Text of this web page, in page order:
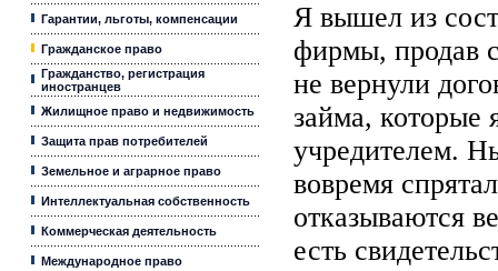
Гарантии, льготы, компенсации
Гражданское право
Гражданство, регистрация
иностранцев
Жилищное право и недвижимость
Защита прав потребителей
Земельное и аграрное право
Интеллектуальная собственность
Коммерческая деятельность
Международное право
Я вышел из
фирмы, продав
не вернули
займа, которые
учредителем.
вовремя
отказываются
есть